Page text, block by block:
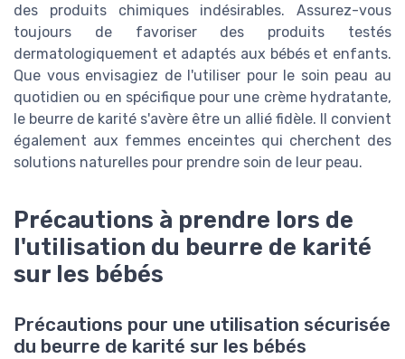
des produits chimiques indésirables. Assurez-vous
toujours de favoriser des produits testés
dermatologiquement et adaptés aux bébés et enfants.
Que vous envisagiez de l'utiliser pour le soin peau au
quotidien ou en spécifique pour une crème hydratante,
le beurre de karité s'avère être un allié fidèle. Il convient
également aux femmes enceintes qui cherchent des
solutions naturelles pour prendre soin de leur peau.
Précautions à prendre lors de
l'utilisation du beurre de karité
sur les bébés
Précautions pour une utilisation sécurisée
du beurre de karité sur les bébés